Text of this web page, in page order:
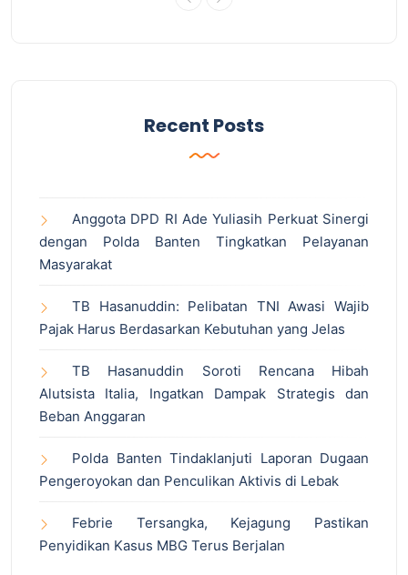
Recent Posts
Anggota DPD RI Ade Yuliasih Perkuat Sinergi
dengan Polda Banten Tingkatkan Pelayanan
Masyarakat
TB Hasanuddin: Pelibatan TNI Awasi Wajib
Pajak Harus Berdasarkan Kebutuhan yang Jelas
TB Hasanuddin Soroti Rencana Hibah
Alutsista Italia, Ingatkan Dampak Strategis dan
Beban Anggaran
Polda Banten Tindaklanjuti Laporan Dugaan
Pengeroyokan dan Penculikan Aktivis di Lebak
Febrie Tersangka, Kejagung Pastikan
Penyidikan Kasus MBG Terus Berjalan